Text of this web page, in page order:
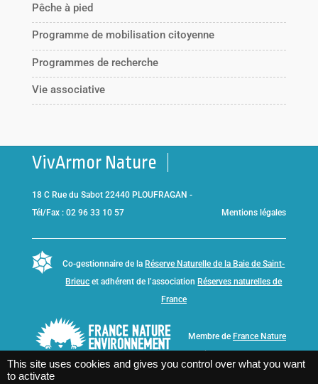
Pêche à pied
Programme de mobilisation citoyenne
Programmes de recherche
Vie associative
VivArmor Nature
18 C Rue du Sabot 22440 PLOUFRAGAN -
Tél/Fax : 02 96 33 10 57
Mentions légales
Co-gestionnaire de la Réserve Naturelle de la Baie de Saint-
Brieuc et adhérent de l’association Réserves naturelles de
France
Membre de France Nature
This site uses cookies and gives you control over what you want
to activate